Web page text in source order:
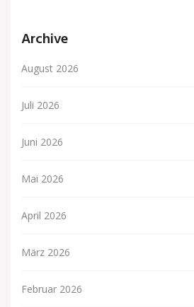
Archive
August 2026
Juli 2026
Juni 2026
Mai 2026
April 2026
März 2026
Februar 2026